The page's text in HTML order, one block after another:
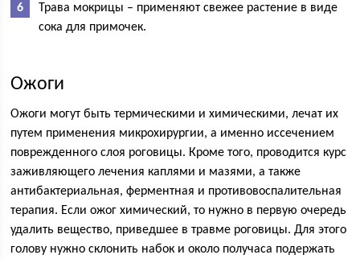
Трава мокрицы – применяют свежее растение в виде
сока для примочек.
Ожоги
Ожоги могут быть термическими и химическими, лечат их
путем применения микрохирургии, а именно иссечением
поврежденного слоя роговицы. Кроме того, проводится курс
заживляющего лечения каплями и мазями, а также
антибактериальная, ферментная и противовоспалительная
терапия. Если ожог химический, то нужно в первую очередь
удалить вещество, приведшее в травме роговицы. Для этого
голову нужно склонить набок и около получаса подержать